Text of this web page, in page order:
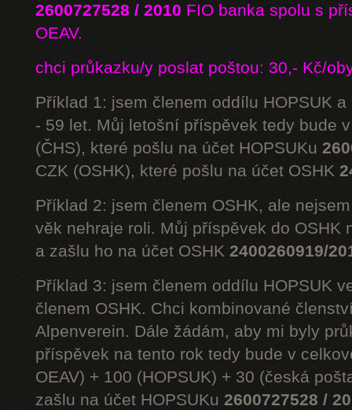
2600727528 / 2010 FIO banka spolu s
OEAV.
chci průkazku/y poslat poštou: 30,- Kč/
Příklad 1: jsem členem oddílu HOPSUK
- 59 let. Můj letošní příspěvek tedy bude
(ČHS), které pošlu na účet HOPSUKu
CZK (OSHK), které pošlu na účet OSHK
Příklad 2: jsem členem OSHK, ale
věk nehraje roli. Můj příspěvek do OSHK
a zašlu ho na účet OSHK 2400260919/
Příklad 3: jsem členem oddílu HOPSUK
členem OSHK. Chci kombinované
Alpenverein. Dále žádám, aby mi byly
příspěvek na tento rok tedy bude v
OEAV) + 100 (HOPSUK) + 30 (česká
zašlu na účet HOPSUKu 2600727528 /